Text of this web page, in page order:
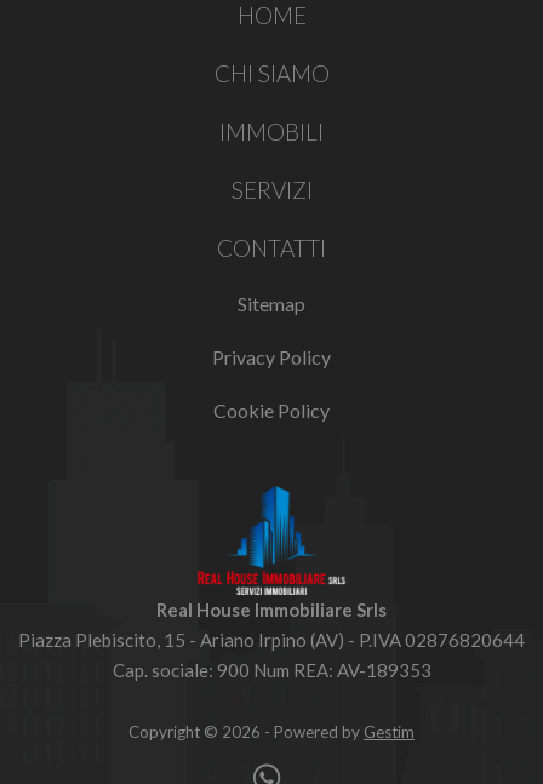
HOME
CHI SIAMO
IMMOBILI
SERVIZI
CONTATTI
Sitemap
Privacy Policy
Cookie Policy
Real House Immobiliare Srls
Piazza Plebiscito, 15 - Ariano Irpino (AV) - P.IVA 02876820644
Cap. sociale: 900 Num REA: AV-189353
Copyright © 2026 - Powered by Gestim